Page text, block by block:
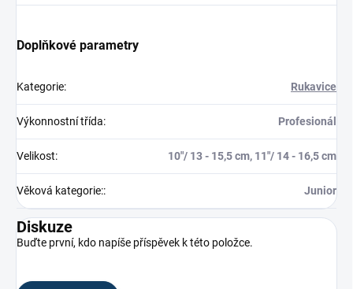
Doplňkové parametry
Kategorie: Rukavice
Výkonnostní třída: Profesionál
Velikost: 10"/ 13 - 15,5 cm, 11"/ 14 - 16,5 cm
Věková kategorie:: Junior
Diskuze
Buďte první, kdo napíše příspěvek k této položce.